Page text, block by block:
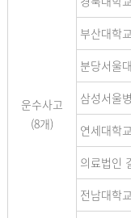
운수사고
(8개)
부산대학
분당서울
삼성서울
연세대학
의료법인
전남대학